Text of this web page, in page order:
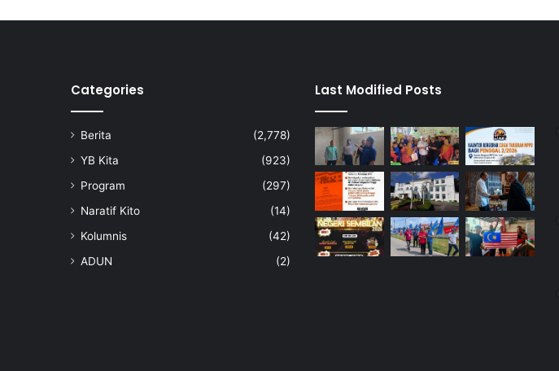
5
e
a
n
a
P
o
r
t
D
Categories
Berita
(2,778)
YB Kita
(923)
Program
(297)
Naratif Kito
(14)
Kolumnis
(42)
ADUN
(2)
Last Modified Posts